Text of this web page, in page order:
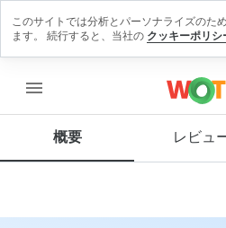
menu
概要 レビュ
ューを
この
イト
このサイトでは分析とパーソナライズのた
ます。 続行すると、当社の クッキーポリシ